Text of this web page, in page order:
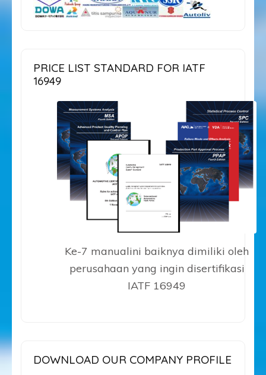
PRICE LIST STANDARD FOR IATF
16949
Ke-7 manualini baiknya dimiliki oleh
perusahaan yang ingin disertifikasi
IATF 16949
DOWNLOAD OUR COMPANY PROFILE